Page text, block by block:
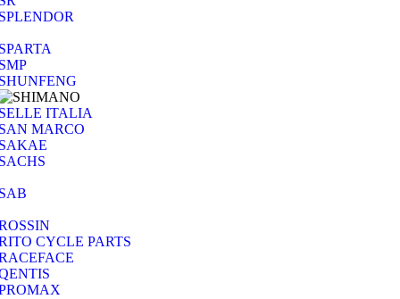
ITALIA
MARCO
CYCLE PARTS